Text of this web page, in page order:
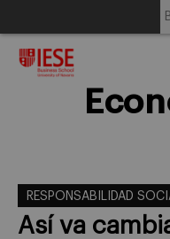
RESPONSABILIDAD
Así va